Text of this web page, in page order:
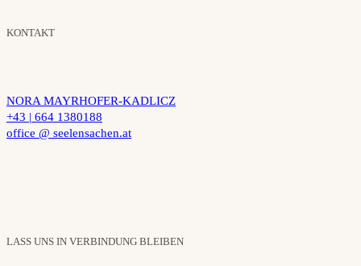
KONTAKT
NORA MAYRHOFER-KADLICZ
+43 | 664 1380188
office @ seelensachen.at
LASS UNS IN VERBINDUNG BLEIBEN